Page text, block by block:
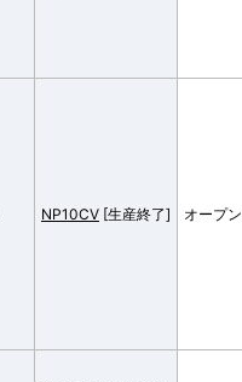
NP10CV [生産終了] オープン